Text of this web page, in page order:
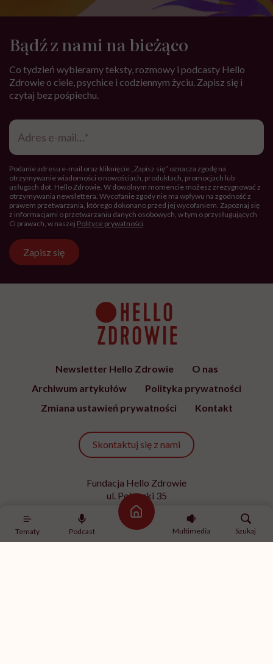
Tematy Podcast
Strona główna
Multimedia
Szukaj
Bądź z nami na bieżąco
Co tydzień wybieramy teksty, rozmowy i podcasty Hello
Zdrowie o ciele, psychice i codziennym życiu. Zapisz się i
czytaj bez pośpiechu.
Adres
mail*
Podanie adresu e-mail oraz kliknięcie „Zapisz się” oznacza zgodę na
otrzymywanie wiadomości o nowościach, produktach, promocjach lub
usługach dot. Hello Zdrowie. W dowolnym momencie możesz zrezygnować z
otrzymywania newslettera. Wycofanie zgody nie ma wpływu na zgodność z
prawem przetwarzania, którego dokonano przed jej wycofaniem. Zapoznaj się
z informacjami o przetwarzaniu danych osobowych, w tym o przysługujących
Ci prawach, w naszej Polityce prywatności.
Zapisz się
Newsletter Hello Zdrowie
O nas
Archiwum artykułów
Polityka prywatności
Zmiana ustawień prywatności
Kontakt
Skontaktuj się z nami
Fundacja Hello Zdrowie
ul. Poleczki 35
02-822 Warszawa
NIP 9512613236
Kontakt z redakcją